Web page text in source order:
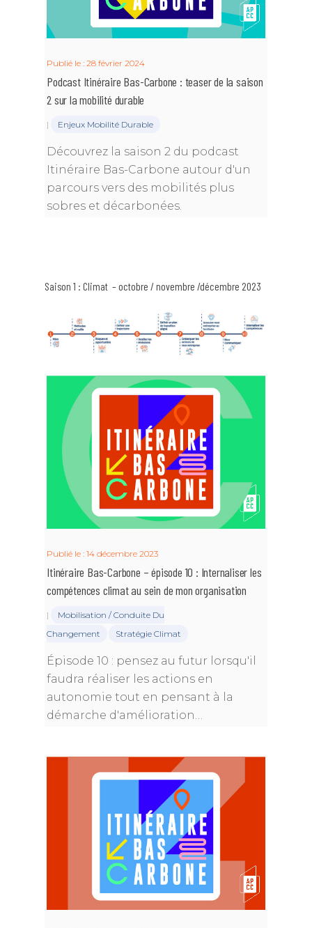
Publié le : 28 février 2024
Podcast Itinéraire Bas-Carbone : teaser de la saison
2 sur la mobilité durable
| Enjeux Mobilité Durable
Découvrez la saison 2 du podcast
Itinéraire Bas-Carbone autour d'un
parcours vers des mobilités plus
sobres et décarbonées.
Saison 1 : Climat – octobre / novembre /décembre 2023
Publié le : 14 décembre 2023
Itinéraire Bas-Carbone – épisode 10 : Internaliser les
compétences climat au sein de mon organisation
|
Mobilisation / Conduite Du
Changement
Stratégie Climat
Épisode 10 : pensez au futur lorsqu'il
faudra réaliser les actions en
autonomie tout en pensant à la
démarche d'amélioration…